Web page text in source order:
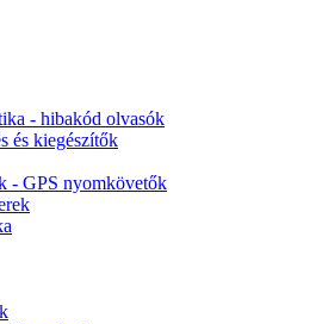
- hibakód olvasók
és kiegészítők
- GPS nyomkövetők